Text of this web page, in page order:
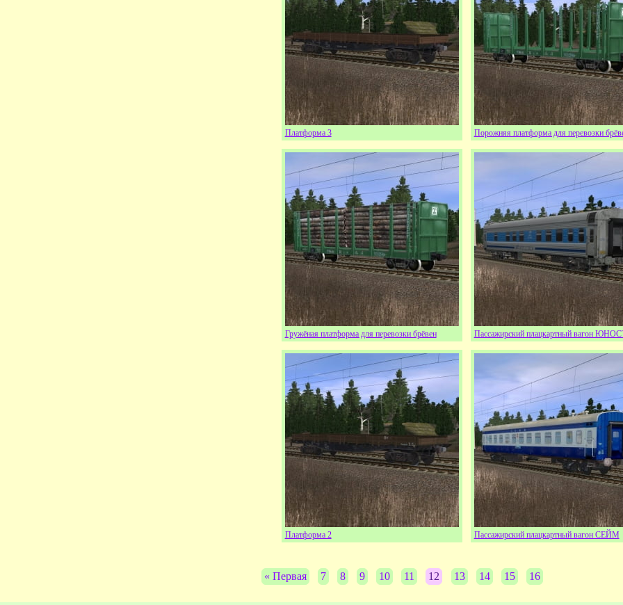
Платформа 3 Порожняя платформа для перевозки
Гружёная платформа для перевозки брёвен Пассажирский плацкартный вагон
Платформа 2 Пассажирский плацкартный вагон СЕЙМ
« Первая 7 8 9 10 11 12 13 14 15 16